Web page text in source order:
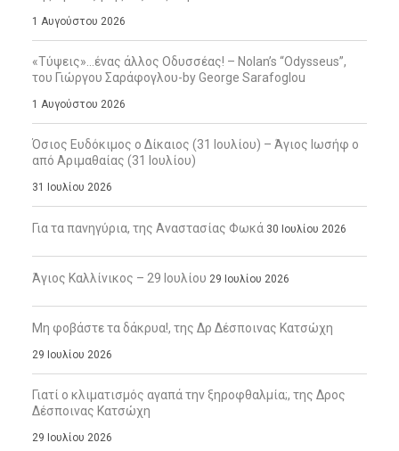
1 Αυγούστου 2026
«Τύψεις»…ένας άλλος Οδυσσέας! – Nolan’s “Odysseus”,
του Γιώργου Σαράφογλου-by George Sarafoglou
1 Αυγούστου 2026
Όσιος Ευδόκιμος ο Δίκαιος (31 Ιουλίου) – Άγιος Ιωσήφ ο
από Αριμαθαίας (31 Ιουλίου)
31 Ιουλίου 2026
Για τα πανηγύρια, της Αναστασίας Φωκά 30 Ιουλίου 2026
Άγιος Καλλίνικος – 29 Ιουλίου 29 Ιουλίου 2026
Μη φοβάστε τα δάκρυα!, της Δρ Δέσποινας Κατσώχη
29 Ιουλίου 2026
Γιατί ο κλιματισμός αγαπά την ξηροφθαλμία;, της Δρος
Δέσποινας Κατσώχη
29 Ιουλίου 2026